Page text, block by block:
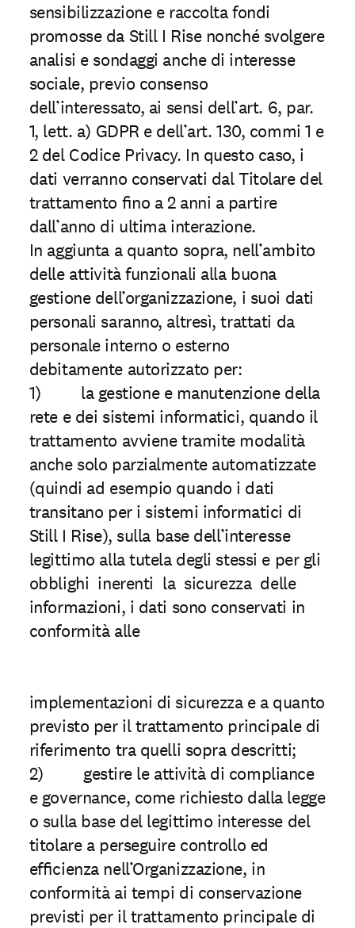
sensibilizzazione e raccolta fondi
promosse da Still I Rise nonché svolgere
analisi e sondaggi anche di interesse
sociale, previo consenso
dell’interessato, ai sensi dell’art. 6, par.
1, lett. a) GDPR e dell’art. 130, commi 1 e
2 del Codice Privacy. In questo caso, i
dati verranno conservati dal Titolare del
trattamento ﬁno a 2 anni a partire
dall’anno di ultima interazione.
In aggiunta a quanto sopra, nell’ambito
delle attività funzionali alla buona
gestione dell’organizzazione, i suoi dati
personali saranno, altresì, trattati da
personale interno o esterno
debitamente autorizzato per:
1) la gestione e manutenzione della
rete e dei sistemi informatici, quando il
trattamento avviene tramite modalità
anche solo parzialmente automatizzate
(quindi ad esempio quando i dati
transitano per i sistemi informatici di
Still I Rise), sulla base dell’interesse
legittimo alla tutela degli stessi e per gli
obblighi inerenti la sicurezza delle
informazioni, i dati sono conservati in
conformità alle
implementazioni di sicurezza e a quanto
previsto per il trattamento principale di
riferimento tra quelli sopra descritti;
2) gestire le attività di compliance
e governance, come richiesto dalla legge
o sulla base del legittimo interesse del
titolare a perseguire controllo ed
efﬁcienza nell’Organizzazione, in
conformità ai tempi di conservazione
previsti per il trattamento principale di